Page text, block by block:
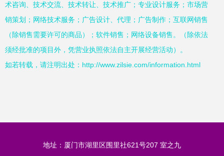
术咨询、技术交流、技术转让、技术推广；专业设计服务；市场营
销策划；网络技术服务；广告设计、代理；广告制作；互联网销售
（除销售需要许可的商品）；软件销售；网络设备销售。（除依法
须经批准的项目外，凭营业执照依法自主开展经营活动）。
如若转载，请注明出处：http://www.zilsie.com/information.html
地址：厦门市湖里区围里社621号207 室之九